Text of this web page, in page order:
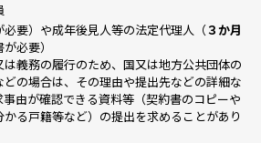
要）や成年後見人等の法定代理人（３か月
必要）
義務の履行のため、国又は地方公共団体の
の場合は、その理由や提出先などの詳細な
由が確認できる資料等（契約書のコピーや
る戸籍等など）の提出を求めることがあり